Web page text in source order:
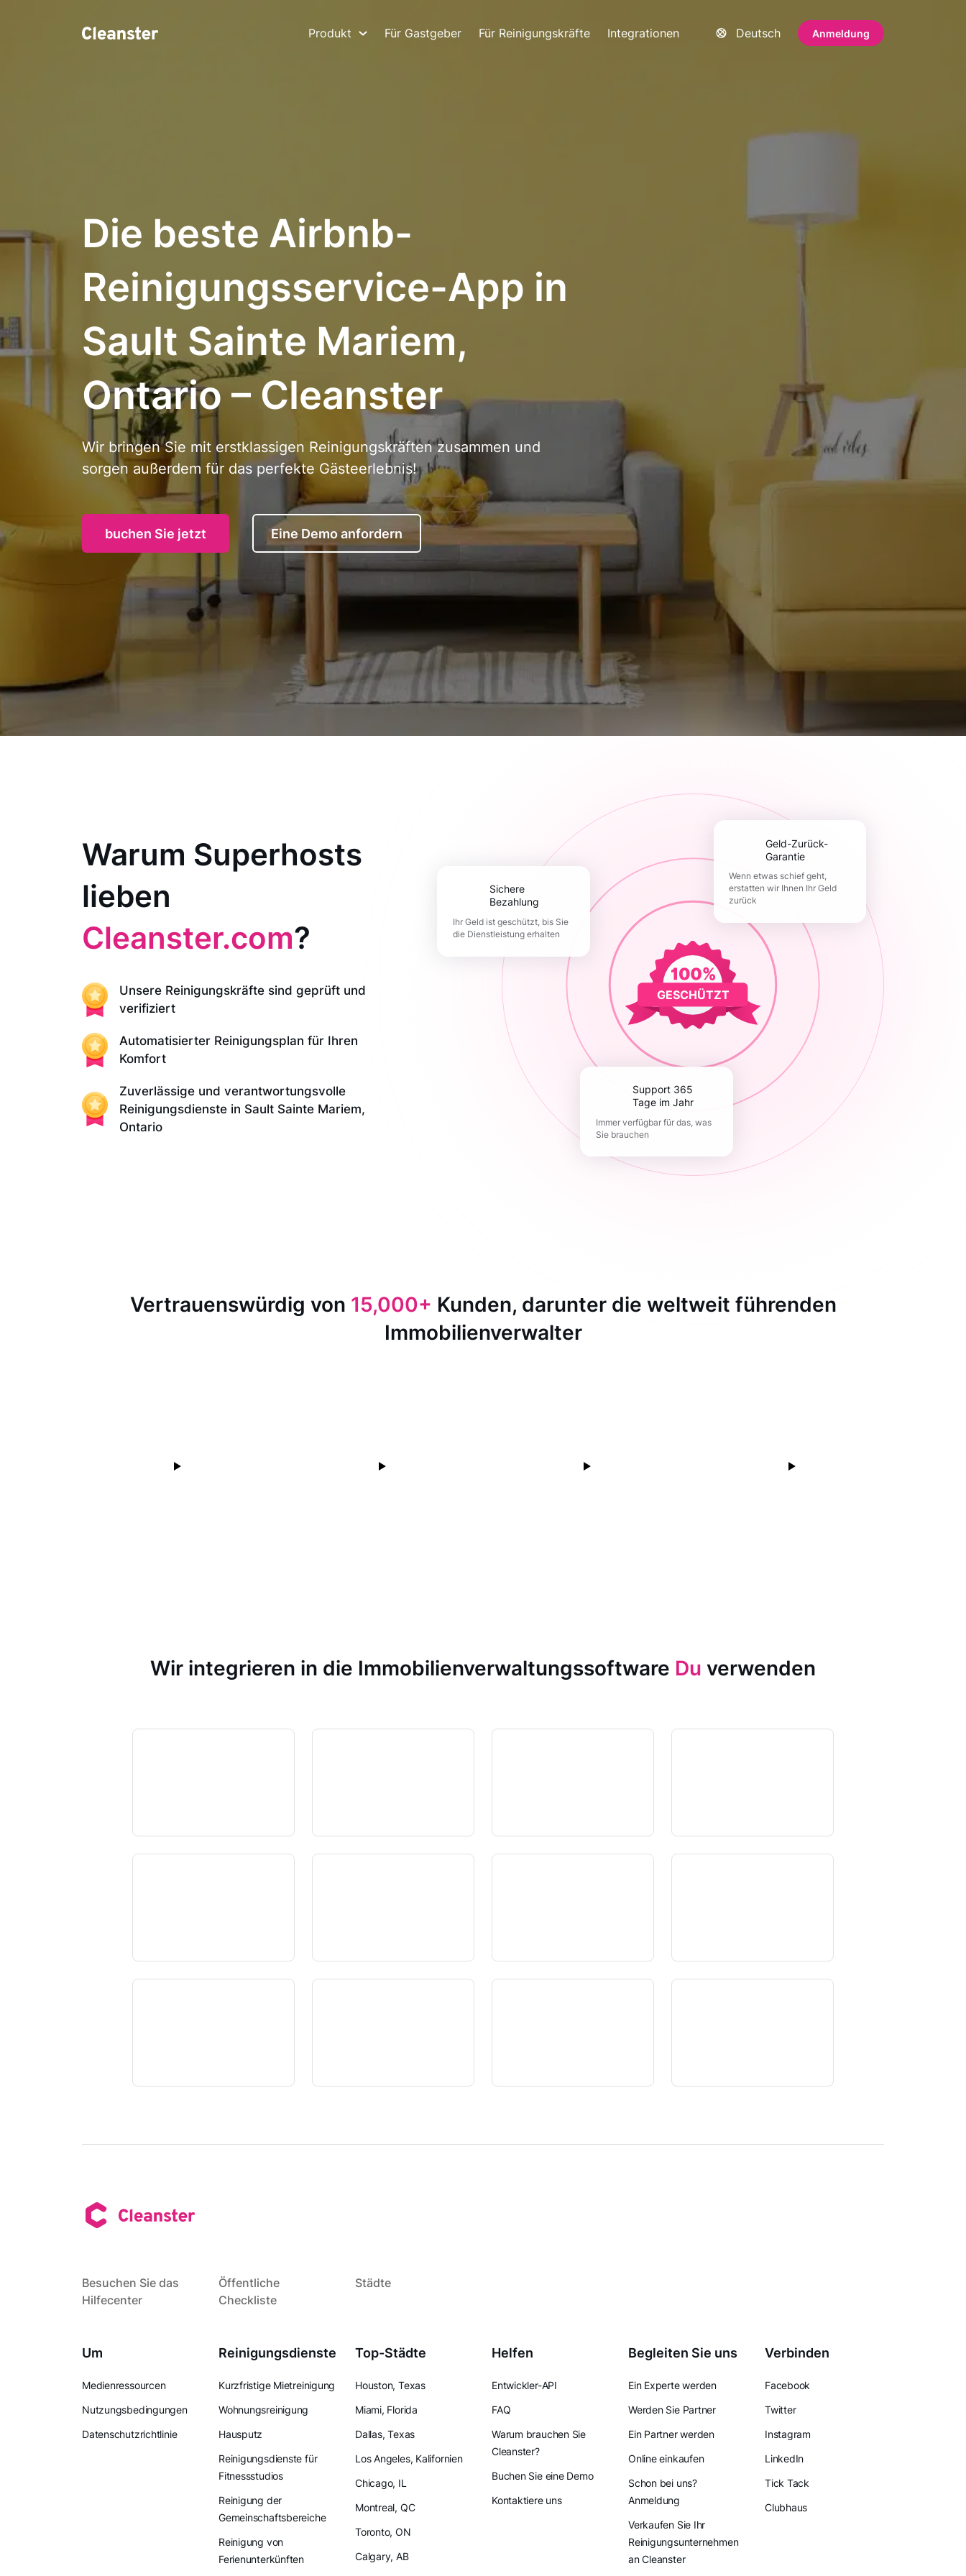
Produkt Für Gastgeber Für Reinigungskräfte Integrationen Deutsch Anmeldung
Die beste Airbnb-
Reinigungsservice-App in
Sault Sainte Mariem,
Ontario – Cleanster
Wir bringen Sie mit erstklassigen Reinigungskräften zusammen und
sorgen außerdem für das perfekte Gästeerlebnis!
buchen Sie jetzt Eine Demo anfordern
Warum Superhosts
lieben
Cleanster.com?
Unsere Reinigungskräfte sind geprüft und
verifiziert
Automatisierter Reinigungsplan für Ihren
Komfort
Zuverlässige und verantwortungsvolle
Reinigungsdienste in Sault Sainte Mariem,
Ontario
GESCHÜTZT
Sichere
Bezahlung
Ihr Geld ist geschützt, bis Sie
die Dienstleistung erhalten
Geld-Zurück-
Garantie
Wenn etwas schief geht,
erstatten wir Ihnen Ihr Geld
zurück
Support 365
Tage im Jahr
Immer verfügbar für das, was
Sie brauchen
Vertrauenswürdig von 15,000+ Kunden, darunter die weltweit führenden
Immobilienverwalter
Wir integrieren in die Immobilienverwaltungssoftware Du verwenden
Besuchen Sie das
Hilfecenter
Öffentliche
Checkliste
Städte
Um
Medienressourcen
Nutzungsbedingungen
Datenschutzrichtlinie
Reinigungsdienste
Kurzfristige Mietreinigung
Wohnungsreinigung
Hausputz
Reinigungsdienste für
Fitnessstudios
Reinigung der
Gemeinschaftsbereiche
Reinigung von
Ferienunterkünften
Top-Städte
Houston, Texas
Miami, Florida
Dallas, Texas
Los Angeles, Kalifornien
Chicago, IL
Montreal, QC
Toronto, ON
Calgary, AB
Helfen
Entwickler-API
FAQ
Warum brauchen Sie
Cleanster?
Buchen Sie eine Demo
Kontaktiere uns
Begleiten Sie uns
Ein Experte werden
Werden Sie Partner
Ein Partner werden
Online einkaufen
Schon bei uns?
Anmeldung
Verkaufen Sie Ihr
Reinigungsunternehmen
an Cleanster
Verbinden
Facebook
Twitter
Instagram
LinkedIn
Tick Tack
Clubhaus